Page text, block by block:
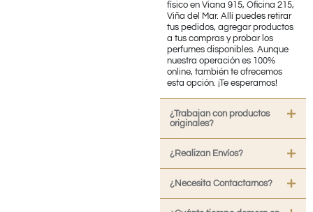
físico en Viana 915, Oficina 215,
Viña del Mar. Allí puedes retirar
tus pedidos, agregar productos
a tus compras y probar los
perfumes disponibles. Aunque
nuestra operación es 100%
online, también te ofrecemos
esta opción. ¡Te esperamos!
¿Trabajan con productos
originales?
¿Realizan Envíos?
¿Necesita Contactarnos?